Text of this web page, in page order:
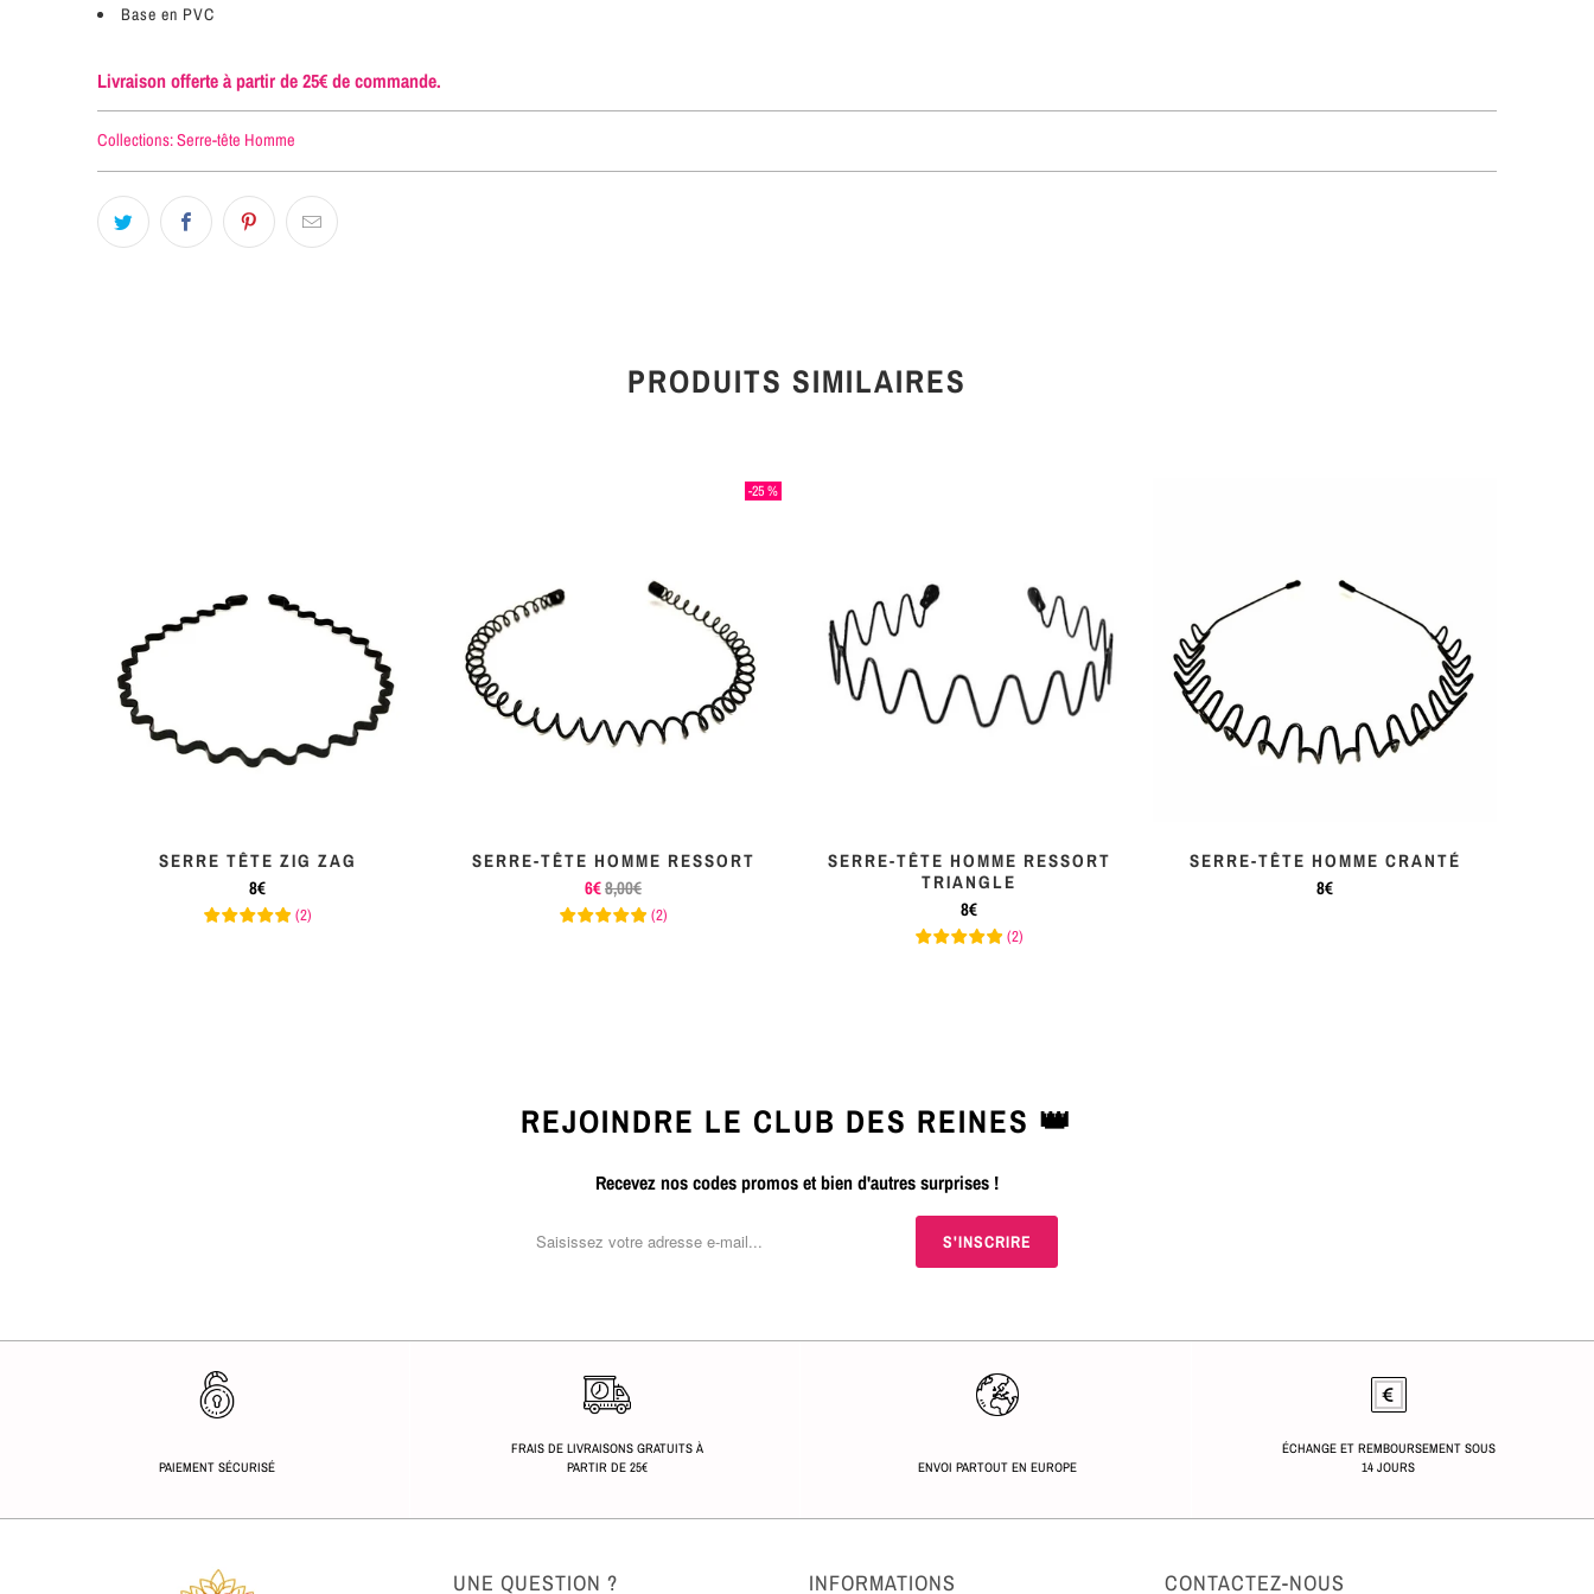
Base en PVC
Livraison offerte à partir de 25€ de commande.
Collections:Serre-tête Homme
PRODUITS SIMILAIRES
SERRE TÊTE ZIG ZAG
8€
(2)
-25 %
SERRE-TÊTE HOMME RESSORT
6€8,00€
(2)
SERRE-TÊTE HOMME RESSORT
TRIANGLE
8€
(2)
SERRE-TÊTE HOMME CRANTÉ
8€
REJOINDRE LE CLUB DES REINES 👑
Recevez nos codes promos et bien d'autres surprises !
PAIEMENT SÉCURISÉ
FRAIS DE LIVRAISONS GRATUITS À
PARTIR DE 25€
ENVOI PARTOUT EN EUROPE
ÉCHANGE ET REMBOURSEMENT SOUS
14 JOURS
UNE QUESTION ? INFORMATIONS CONTACTEZ-NOUS